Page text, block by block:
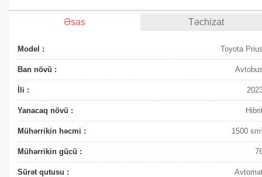
Əsas Təchizat
Model : Toyota
Ban növü :
İli :
Yanacaq növü :
Mühərrikin həcmi : 1500
Mühərrikin gücü :
Sürət qutusu :